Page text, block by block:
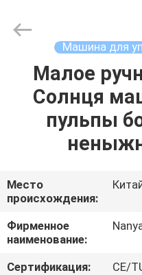
ДОМ
ПРОДУКТЫ
VR
ШОУ
Equipment
Машина для
Малое
Солнця
пульпы
Место
происхождения:
Фирменное
наименование:
Сертификация:
CE/